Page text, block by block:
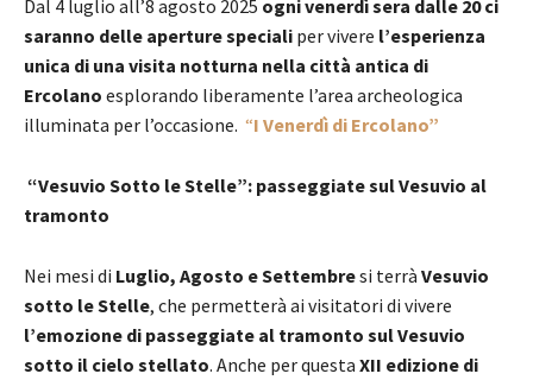
Dal 4 luglio all’8 agosto 2025 ogni venerdì sera dalle 20 ci
saranno delle aperture speciali per vivere l’esperienza
unica di una visita notturna nella città antica di
Ercolano esplorando liberamente l’area archeologica
illuminata per l’occasione. “I Venerdì di Ercolano”
“Vesuvio Sotto le Stelle”: passeggiate sul Vesuvio al
tramonto
Nei mesi di Luglio, Agosto e Settembresi terrà Vesuvio
sotto le Stelle, che permetterà ai visitatori di vivere
l’emozione di passeggiate al tramonto sul Vesuvio
sotto il cielo stellato. Anche per questa XII edizione di